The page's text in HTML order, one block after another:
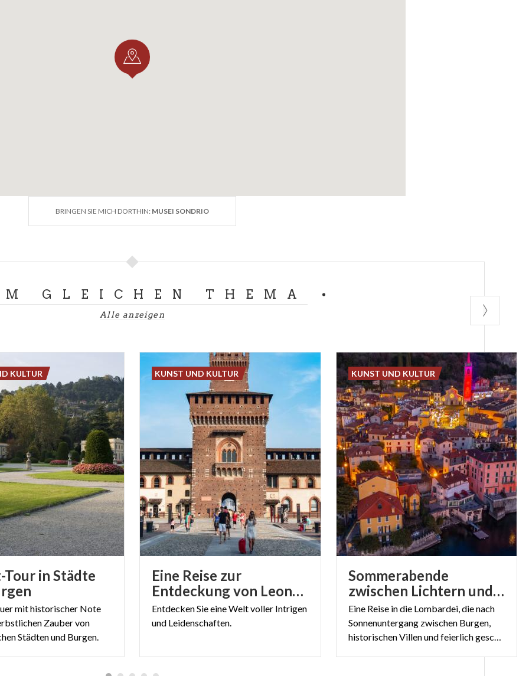
BRINGEN SIE MICH DORTHIN: MUSEI SONDRIO
GLEICHEN THEMA
Alle anzeigen
Tour in Städte
mit historischer Note
Zauber von
Städten und Burgen.
KULTUR
Eine Reise zur
Entdeckung von Leonardos Welt
EntdeckenSieeineWeltvoller Intrigen
und Leidenschaften.
KUNST UND KULTUR
Sommerabende
zwischen Lichtern und Magie
Eine Reise in die Lombardei, die nach
Sonnenuntergang zwischen Burgen,
historischen Villen und feierlich geschmückten Dörfern hell erstrahlt.
KUNST UND KULTUR